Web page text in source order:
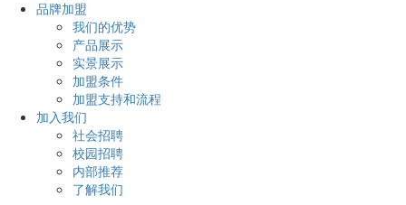
品牌加盟
我们的优势
产品展示
实景展示
加盟条件
加盟支持和流程
加入我们
社会招聘
校园招聘
内部推荐
了解我们